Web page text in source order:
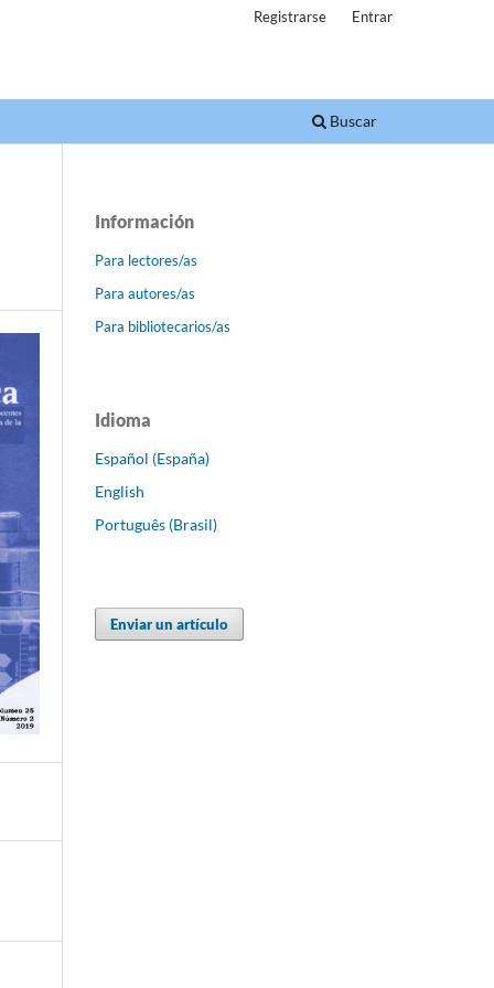
Buscar
Registrarse Entrar
Información
Para lectores/as
Para autores/as
Para bibliotecarios/as
Idioma
Español (España)
English
Português (Brasil)
Enviar un artículo